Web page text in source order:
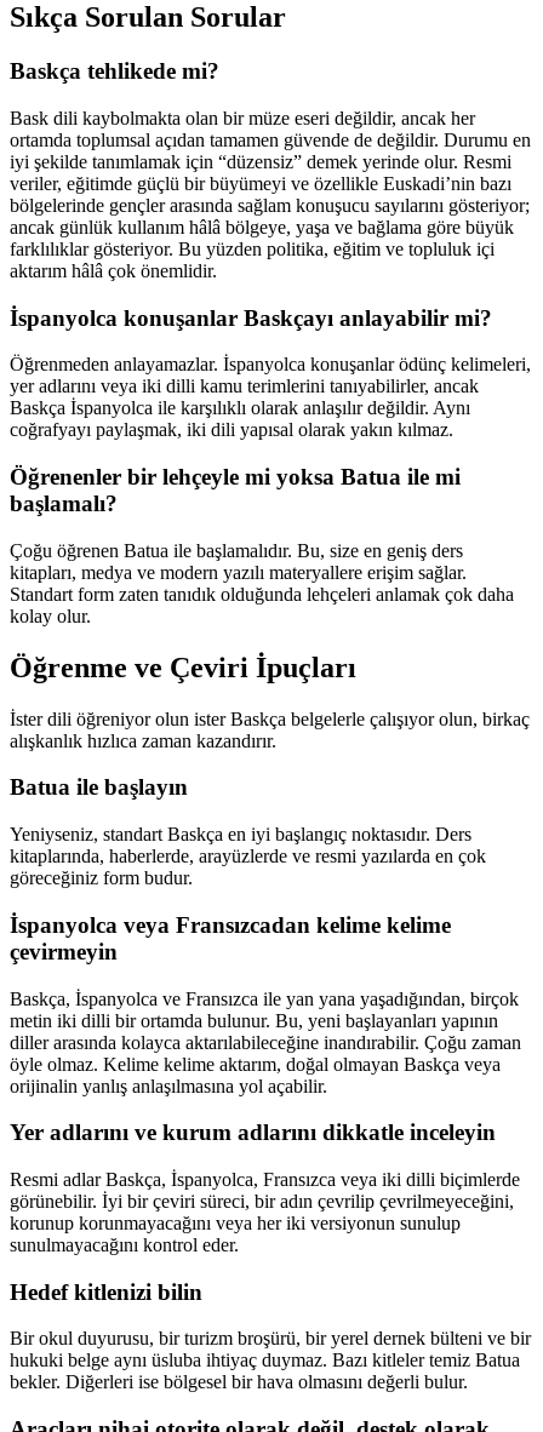
Sıkça Sorulan Sorular
Baskça tehlikede mi?
Bask dili kaybolmakta olan bir müze eseri değildir, ancak her
ortamda toplumsal açıdan tamamen güvende de değildir. Durumu en
iyi şekilde tanımlamak için “düzensiz” demek yerinde olur. Resmi
veriler, eğitimde güçlü bir büyümeyi ve özellikle Euskadi’nin bazı
bölgelerinde gençler arasında sağlam konuşucu sayılarını gösteriyor;
ancak günlük kullanım hâlâ bölgeye, yaşa ve bağlama göre büyük
farklılıklar gösteriyor. Bu yüzden politika, eğitim ve topluluk içi
aktarım hâlâ çok önemlidir.
İspanyolca konuşanlar Baskçayı anlayabilir mi?
Öğrenmeden anlayamazlar. İspanyolca konuşanlar ödünç kelimeleri,
yer adlarını veya iki dilli kamu terimlerini tanıyabilirler, ancak
Baskça İspanyolca ile karşılıklı olarak anlaşılır değildir. Aynı
coğrafyayı paylaşmak, iki dili yapısal olarak yakın kılmaz.
Öğrenenler bir lehçeyle mi yoksa Batua ile mi
başlamalı?
Çoğu öğrenen Batua ile başlamalıdır. Bu, size en geniş ders
kitapları, medya ve modern yazılı materyallere erişim sağlar.
Standart form zaten tanıdık olduğunda lehçeleri anlamak çok daha
kolay olur.
Öğrenme ve Çeviri İpuçları
İster dili öğreniyor olun ister Baskça belgelerle çalışıyor olun, birkaç
alışkanlık hızlıca zaman kazandırır.
Batua ile başlayın
Yeniyseniz, standart Baskça en iyi başlangıç noktasıdır. Ders
kitaplarında, haberlerde, arayüzlerde ve resmi yazılarda en çok
göreceğiniz form budur.
İspanyolca veya Fransızcadan kelime kelime
çevirmeyin
Baskça, İspanyolca ve Fransızca ile yan yana yaşadığından, birçok
metin iki dilli bir ortamda bulunur. Bu, yeni başlayanları yapının
diller arasında kolayca aktarılabileceğine inandırabilir. Çoğu zaman
öyle olmaz. Kelime kelime aktarım, doğal olmayan Baskça veya
orijinalin yanlış anlaşılmasına yol açabilir.
Yer adlarını ve kurum adlarını dikkatle inceleyin
Resmi adlar Baskça, İspanyolca, Fransızca veya iki dilli biçimlerde
görünebilir. İyi bir çeviri süreci, bir adın çevrilip çevrilmeyeceğini,
korunup korunmayacağını veya her iki versiyonun sunulup
sunulmayacağını kontrol eder.
Hedef kitlenizi bilin
Bir okul duyurusu, bir turizm broşürü, bir yerel dernek bülteni ve bir
hukuki belge aynı üsluba ihtiyaç duymaz. Bazı kitleler temiz Batua
bekler. Diğerleri ise bölgesel bir hava olmasını değerli bulur.